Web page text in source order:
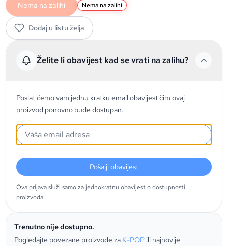
Nema na zalihi Nema na zalihi
Dodaj u listu želja
Želite li obavijest kad se vrati na zalihu?
Poslat ćemo vam jednu kratku email obavijest čim ovaj
proizvod ponovno bude dostupan.
Pošalji obavijest
Ova prijava služi samo za jednokratnu obavijest o dostupnosti
proizvoda.
Trenutno nije dostupno.
Pogledajte povezane proizvode za K-POP ili najnovije